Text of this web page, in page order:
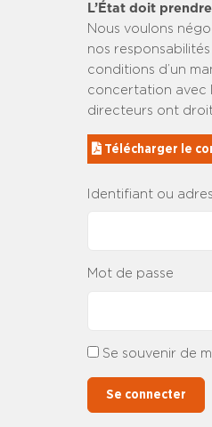
L’État doit
Nous voulons
nos
conditions d’un
concertation avec
directeurs ont
Télécharger le
Identifiant ou
Mot de passe
Se souvenir de
Se connecter